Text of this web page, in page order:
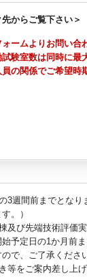
からご覧下さい＞
ームよりお問い合
験室数は同時に最
の関係でご希望時
3週間前までとな
。）
及び先端技術評価
予定日の1か月前
で、ご了承くださ
等をご案内差し上げ